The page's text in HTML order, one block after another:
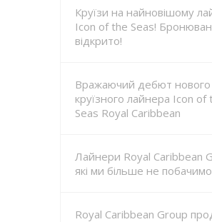
Круїзи на найновішому
Icon of the Seas!
відкрито!
Вражаючий дебют нового
круїзного лайнера Icon of
Seas Royal Caribbean
Лайнери Royal Caribbean
які ми більше не побачимо
Royal Caribbean Group